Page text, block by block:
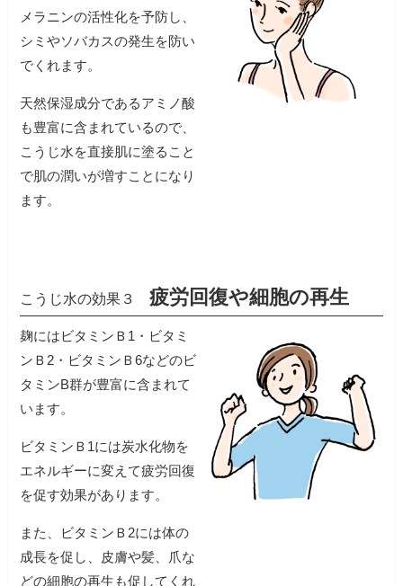
メラニンの活性化を予防し、
シミやソバカスの発生を防い
でくれます。
天然保湿成分であるアミノ酸
も豊富に含まれているので、
こうじ水を直接肌に塗ること
で肌の潤いが増すことになり
こうじ水の効果３疲労回復や細胞の再生
麹にはビタミンＢ1・ビタミ
ンＢ2・ビタミンＢ6などのビ
タミンB群が豊富に含まれて
います。
ビタミンＢ1には炭水化物を
エネルギーに変えて疲労回復
を促す効果があります。
また、ビタミンＢ2には体の
成長を促し、皮膚や髪、爪な
どの細胞の再生も促してくれ